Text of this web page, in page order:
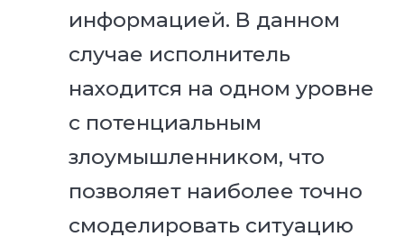
информацией. В данном
случае исполнитель
находится на одном уровне
с потенциальным
злоумышленником, что
позволяет наиболее точно
смоделировать ситуацию